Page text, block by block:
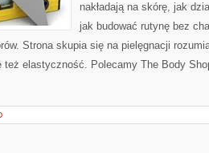
nakładają na skórę, jak
jak budować rutynę bez
Strona skupia się na pielęgnacji
też elastyczność. Polecamy The Body